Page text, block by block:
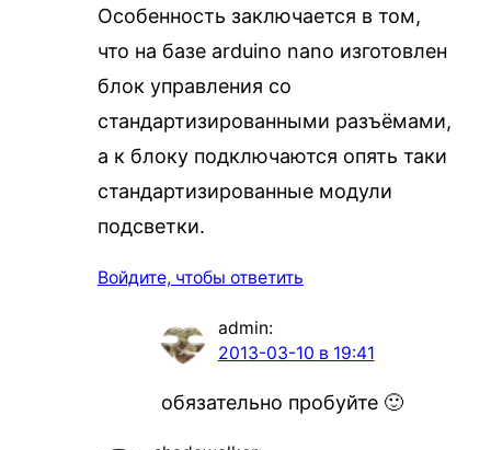
Особенность заключается в том,
что на базе arduino nano изготовлен
блок управления со
стандартизированными разъёмами,
а к блоку подключаются опять таки
стандартизированные модули
подсветки.
Войдите, чтобы ответить
admin:
2013-03-10 в 19:41
обязательно пробуйте 🙂